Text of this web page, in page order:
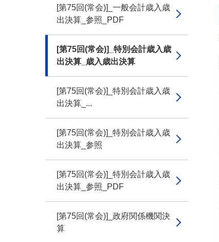
[第75回(常会)]_一般会計歳入歳
出決算_参照_PDF
[第75回(常会)]_特別会計歳入歳
出決算_歳入歳出決算
[第75回(常会)]_特別会計歳入歳
出決算_...
[第75回(常会)]_特別会計歳入歳
出決算_参照
[第75回(常会)]_特別会計歳入歳
出決算_参照_PDF
[第75回(常会)]_政府関係機関決
算